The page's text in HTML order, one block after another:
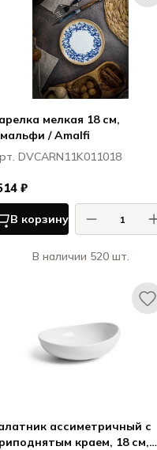
мелкая 18 см,
/ Amalfi
DVCARN11K011018
₽
В корзину
В наличии 520 шт.
ассиметричный с
краем, 18 см,